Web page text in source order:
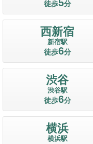
徒歩5分
西新宿
新宿駅
徒歩6分
渋谷
渋谷駅
徒歩6分
横浜
横浜駅